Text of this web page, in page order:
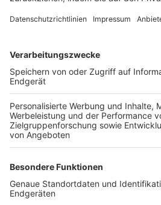
FOLGE DEM BFV
TOP-VEREINE
TOP-PARTNER